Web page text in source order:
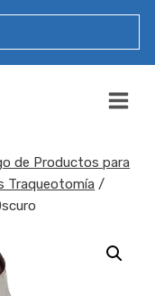
de Productos para
Traqueotomía /